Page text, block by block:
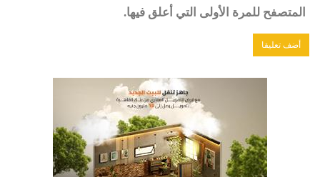
المتصفح للمرة الأولى التي أعلق فيها.